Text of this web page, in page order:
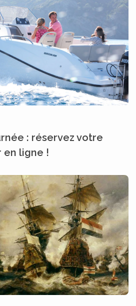
: réservez votre
en ligne !